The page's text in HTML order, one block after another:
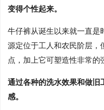
变得个性起来。
牛仔裤从诞生以来就一直
源定位于工人和农民阶层
点，加上它可塑造性非常的
通过各种的洗水效果和做
感。